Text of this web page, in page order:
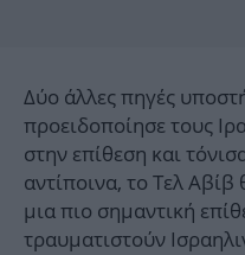
Δύο άλλες πηγές
προειδοποίησε τους
στην επίθεση και
αντίποινα, το Τελ
μια πιο σημαντική
τραυματιστούν